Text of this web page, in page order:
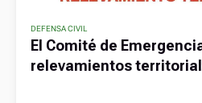
DEFENSA CIVIL
El Comité de
relevamientos